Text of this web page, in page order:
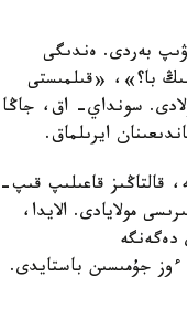
بەردى. ەندىگى
با؟»، «قىلمىستى
سونداي- اق، جاڭا
قالتاڭىز قاعىلىپ قىپ-
مولايادى. الايدا،
دەگەنگە
ءوز جۇمىسىن باستايدى.